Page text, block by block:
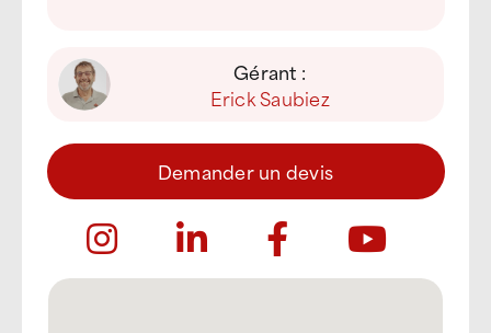
Gérant :
Erick Saubiez
Demander un devis